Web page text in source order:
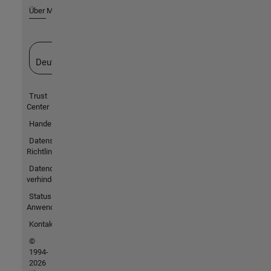
Über MathWorks
Deutschland
Trust
Center
Handelsmarken
Datenschutz-
Richtlinien
Datendiebstahl
verhindern
Status von
Anwendungen
Kontakt
©
1994-
2026